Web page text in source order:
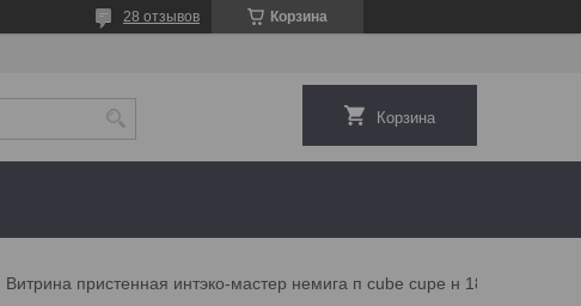
Корзина
28 отзывов
Корзина